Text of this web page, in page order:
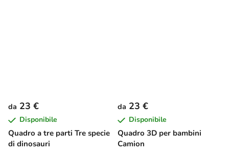
Quadro a tre parti Tre specie
di dinosauri
da 23 €
Disponibile
Quadro 3D per bambini
Camion
da 23 €
Disponibile